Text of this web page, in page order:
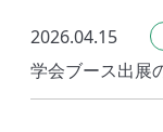
2026.04.15
学会ブース出展